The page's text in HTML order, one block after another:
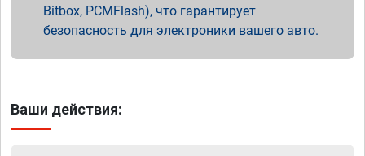
Bitbox, PCMFlash), что гарантирует
безопасность для электроники вашего авто.
Ваши действия: